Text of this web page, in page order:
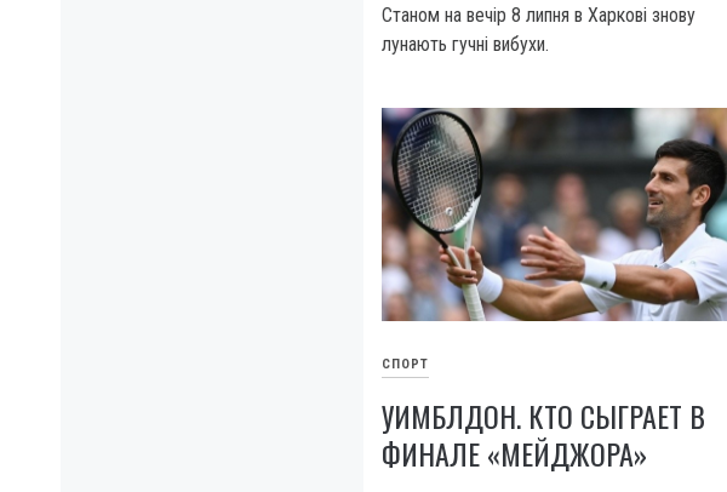
Станом на вечір 8 липня в Харкові знову
лунають гучні вибухи.
СПОРТ
УИМБЛДОН. КТО СЫГРАЕТ В
ФИНАЛЕ «МЕЙДЖОРА»